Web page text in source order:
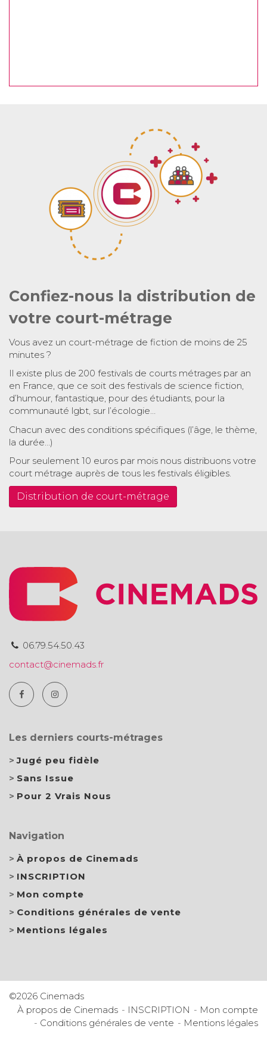
Confiez-nous la distribution de
votre court-métrage
Vous avez un court-métrage de fiction de moins de 25
minutes ?
Il existe plus de 200 festivals de courts métrages par an
en France, que ce soit des festivals de science fiction,
d’humour, fantastique, pour des étudiants, pour la
communauté lgbt, sur l’écologie…
Chacun avec des conditions spécifiques (l’âge, le thème,
la durée…)
Pour seulement 10 euros par mois nous distribuons votre
court métrage auprès de tous les festivals éligibles.
Distribution de court-métrage
06.79.54.50.43
contact@cinemads.fr
Les derniers courts-métrages
Jugé peu fidèle
Sans Issue
Pour 2 Vrais Nous
Navigation
À propos de Cinemads
INSCRIPTION
Mon compte
Conditions générales de vente
Mentions légales
©2026 Cinemads
À propos de Cinemads
INSCRIPTION
Mon compte
Conditions générales de vente
Mentions légales